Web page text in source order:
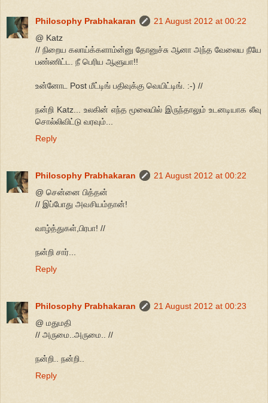
Philosophy Prabhakaran
21 August 2012 at 00:22
@ Katz
// நிறைய கலாய்க்களாம்ன்னு தோனுச்சு ஆனா அந்த வேலைய நீயே
பண்ணிட்ட. நீ பெரிய ஆளுயா!!
உன்னோட Post மீட்டிங் பதிவுக்கு வெயிட்டிங். :-) //
நன்றி Katz... உலகின் எந்த மூலையில் இருந்தாலும் உடனடியாக லீவு
சொல்லிவிட்டு வரவும்...
Reply
Philosophy Prabhakaran
21 August 2012 at 00:22
@ சென்னை பித்தன்
// இப்போது அவசியம்தான்!
வாழ்த்துகள்,பிரபா! //
நன்றி சார்...
Reply
Philosophy Prabhakaran
21 August 2012 at 00:23
@ மதுமதி
// அருமை..அருமை.. //
நன்றி.. நன்றி..
Reply